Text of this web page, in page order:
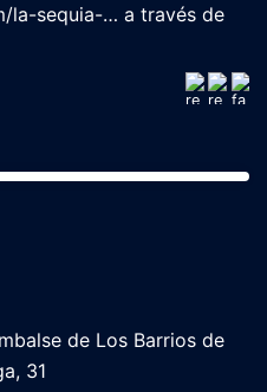
la-sequia-… a través de
de Los Barrios de
31